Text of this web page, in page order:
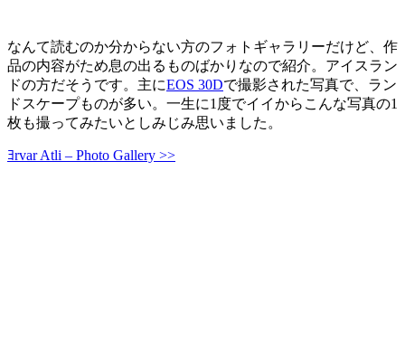
なんて読むのか分からない方のフォトギャラリーだけど、作
品の内容がため息の出るものばかりなので紹介。アイスラン
ドの方だそうです。主にEOS 30Dで撮影された写真で、ラン
ドスケープものが多い。一生に1度でイイからこんな写真の1
枚も撮ってみたいとしみじみ思いました。
ﾖrvar Atli – Photo Gallery >>